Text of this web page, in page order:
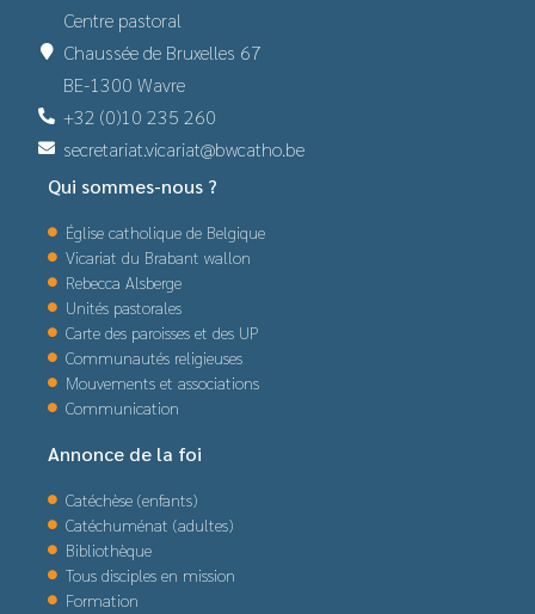
Centre pastoral
Chaussée de Bruxelles 67
BE-1300 Wavre
+32 (0)10 235 260
secretariat.vicariat@bwcatho.be
Qui sommes-nous ?
Église catholique de Belgique
Vicariat du Brabant wallon
Rebecca Alsberge
Unités pastorales
Carte des paroisses et des UP
Communautés religieuses
Mouvements et associations
Communication
Annonce de la foi
Catéchèse (enfants)
Catéchuménat (adultes)
Bibliothèque
Tous disciples en mission
Formation